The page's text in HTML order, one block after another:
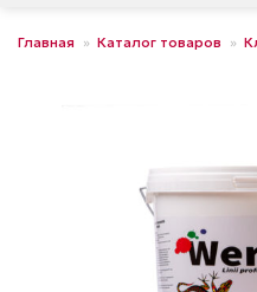
Главная » Каталог товаров »